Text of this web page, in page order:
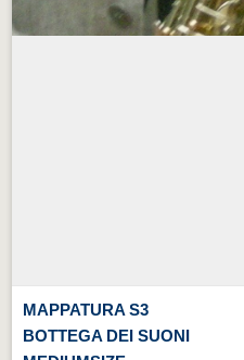
MAPPATURA S3
BOTTEGA DEI SUONI